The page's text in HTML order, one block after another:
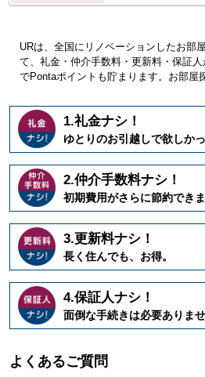
URは、全国にリノベーションしたお部
て、礼金・仲介手数料・更新料・保証
でPontaポイントも貯まります。お部屋
1.礼金ナシ！
ゆとりのお引越しで欲しか
2.仲介手数料ナシ！
初期費用がさらに節約できま
3.更新料ナシ！
長く住んでも、お得。
4.保証人ナシ！
面倒な手続きは必要ありませ
よくあるご質問